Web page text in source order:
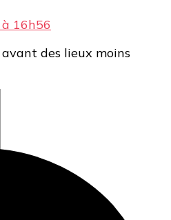
16h56
avant des lieux moins